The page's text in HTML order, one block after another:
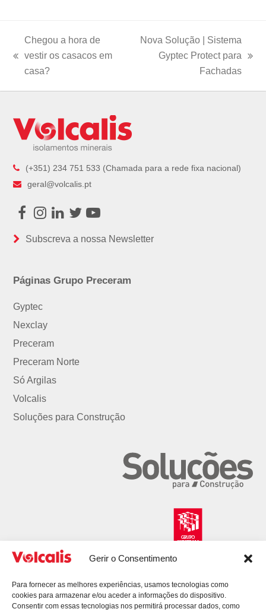
Gerir o Consentimento
Para fornecer as melhores experiências, usamos tecnologias como
cookies para armazenar e/ou aceder a informações do dispositivo.
Consentir com essas tecnologias nos permitirá processar dados, como
Chegou a hora de
vestir os casacos em
casa?
Nova Solução | Sistema
Gyptec Protect para
Fachadas
(+351) 234 751 533 (Chamada para a rede fixa nacional)
geral@volcalis.pt
Facebook
Instagram
LinkedIn
TwitterYoutube
Subscreva a nossa Newsletter
Páginas Grupo Preceram
Gyptec
Nexclay
Preceram
Preceram Norte
Só Argilas
Volcalis
Soluções para Construção